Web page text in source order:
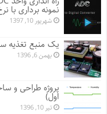
نمونه برداری
شهریور 10, 1397
یک منبع تغذیه
بهمن 6, 1396
پروژه طراحی و
اول)
تیر 10, 1396